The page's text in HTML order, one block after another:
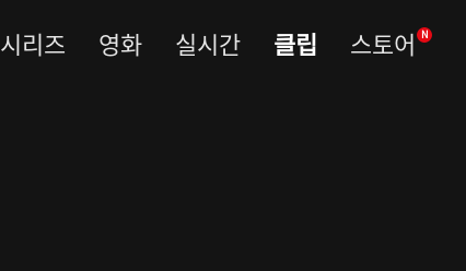
시리즈 영화 실시간 클립 스토어 N